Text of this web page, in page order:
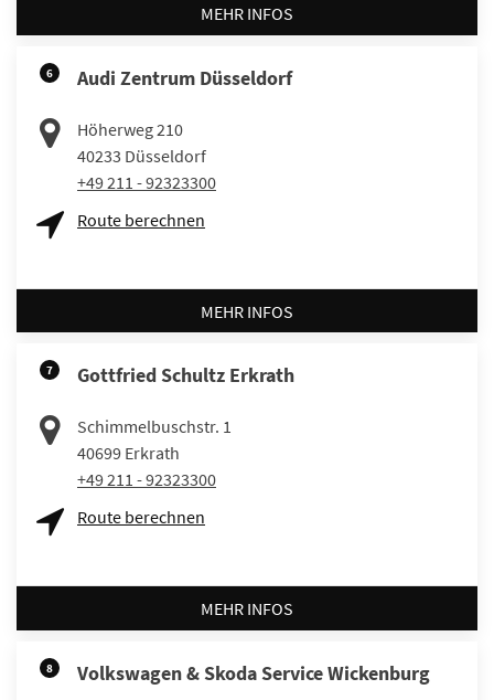
MEHR INFOS
6 Audi Zentrum Düsseldorf
Höherweg 210
40233 Düsseldorf
+49 211 - 92323300
Route berechnen
MEHR INFOS
7 Gottfried Schultz Erkrath
Schimmelbuschstr. 1
40699 Erkrath
+49 211 - 92323300
Route berechnen
MEHR INFOS
8 Volkswagen & Skoda Service Wickenburg